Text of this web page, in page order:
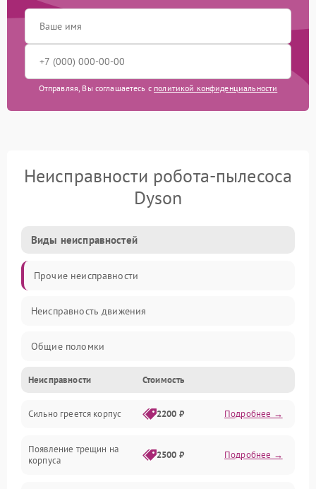
Отправляя, Вы соглашаетесь с политикой конфиденциальности
Неисправности робота-пылесоса
Dyson
Виды неисправностей
Прочие неисправности
Неисправность движения
Общие поломки
Неисправность датчиков
Неисправность программного обеспечения
Проблемы с сигналом
Неисправности Стоимость
Сильно греется корпус 2200 ₽ Подробнее →
Появление трещин на
корпуса
2500 ₽ Подробнее →